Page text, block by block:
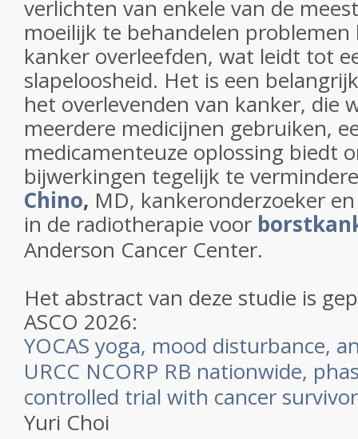
verlichten van enkele van de
moeilijk te behandelen
kanker overleefden, wat leidt tot
slapeloosheid. Het is een
het overlevenden van kanker, die
meerdere medicijnen gebruiken,
medicamenteuze oplossing biedt
bijwerkingen tegelijk te
Chino, MD, kankeronderzoeker
in de radiotherapie voor
Anderson Cancer Center.
Het abstract van deze studie is
ASCO 2026:
YOCAS yoga, mood disturbance,
URCC NCORP RB nationwide,
controlled trial with cancer
Yuri Choi